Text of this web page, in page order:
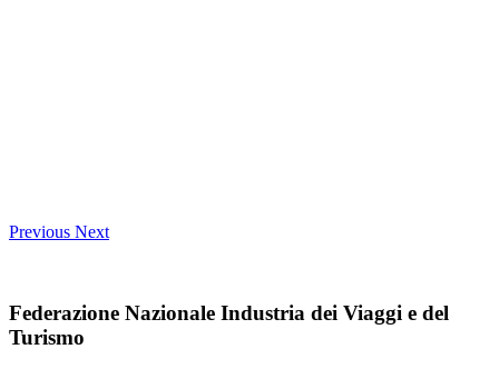
Previous Next
Federazione Nazionale Industria dei Viaggi e del
Turismo